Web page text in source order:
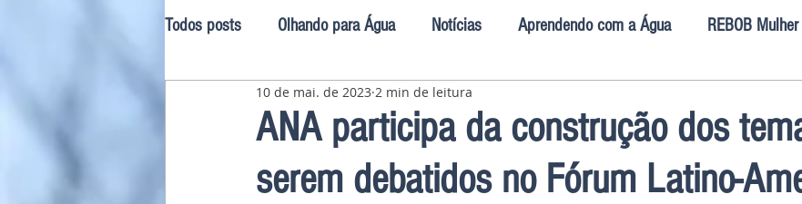
Todos posts Olhando para Água Notícias Aprendendo com a Água REBOB Mulher
Pavilhão Latino-Americano
ANA participa da construção dos
serem debatidos no Fórum Latino-
10 de mai. de 2023 2 min de leitura